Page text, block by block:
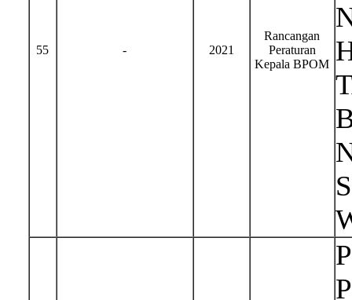
55 - 2021
Rancangan
Peraturan
Kepala BPOM